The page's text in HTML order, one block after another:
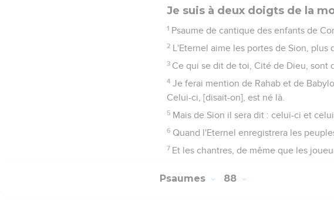
Je suis à deux doigts de la
1 Psaume de cantique des enfants de
2 L'Eternel aime les portes de Sion, plus
3 Ce qui se dit de toi, Cité de Dieu, sont
4 Je ferai mention de Rahab et de
Celui-ci, [disait-on], est né là.
5 Mais de Sion il sera dit : celui-ci et
6 Quand l'Eternel enregistrera les
7 Et les chantres, de même que les
Psaumes 88